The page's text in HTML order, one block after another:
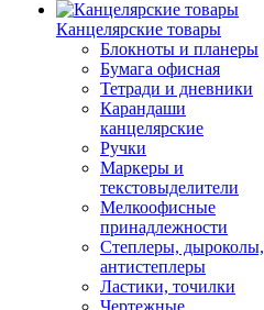
Канцелярские товары
Блокноты и планеры
Бумага офисная
Тетради и дневники
Карандаши
канцелярские
Ручки
Маркеры и
текстовыделители
Мелкоофисные
принадлежности
Степлеры, дыроколы,
антистеплеры
Ластики, точилки
Чертежные